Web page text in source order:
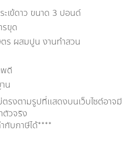
ะเข้ดาว ขนาด 3 ปอนด์
รขุด
ตร ผสมปูน งานทำสวน
ดี
น
รงตามรูปที่แสดงบนเว็บไซต์อาจมี
ตัวจริง
กับภาษีได้****